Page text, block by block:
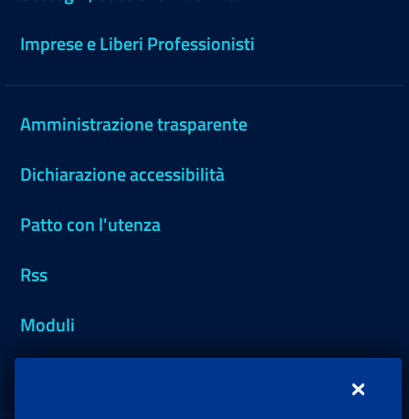
Imprese e Liberi Professionisti
Amministrazione trasparente
Dichiarazione accessibilità
Patto con l'utenza
Rss
Moduli